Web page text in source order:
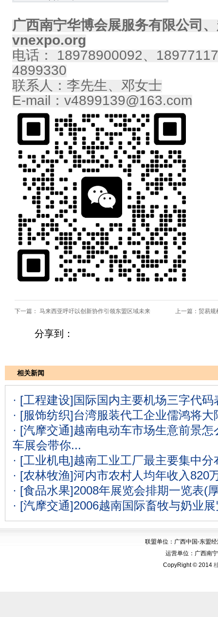
广西南宁华博会展服务有限公司
vnexpo.org
电话： 18978900092、
4899330
联系人：李先生、邓女士
E-mail：v4899139@163.com
下一篇： 马来西亚呼吁以创新协作引领东盟区域未来 上一篇： 贸易规
分享到：
相关新闻
· [工程建设]国际国内主要机场三字代码
· [服饰纺织]台湾服装代工企业儒鸿将
· [汽摩交通]越南电动车市场生意前景
车展会带你...
· [工业机电]越南工业工厂最主要集中分
· [农林牧渔]河内市农村人均年收入820
· [食品水果]2008年展览会排期一览表(
· [汽摩交通]2006越南国际畜牧与奶业
联盟单位：广西中国-东盟
运营单位：广西南
CopyRight © 2014